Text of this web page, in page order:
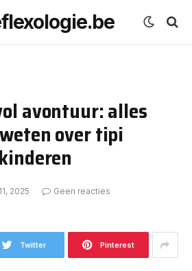
avontuur: alles
over tipi
2025
Geen reacties
Twitter Pinterest